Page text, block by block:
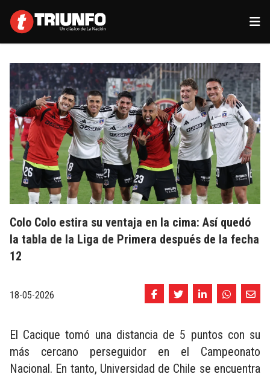
Colo Colo estira su ventaja en la cima: Así quedó
la tabla de la Liga de Primera después de la fecha
12
18-05-2026
El Cacique tomó una distancia de 5 puntos con su
más cercano perseguidor en el Campeonato
Nacional. En tanto, Universidad de Chile se encuentra